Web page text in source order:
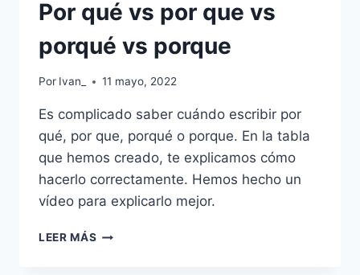
Por qué vs por que vs
porqué vs porque
Por Ivan_ 11 mayo, 2022
Es complicado saber cuándo escribir por
qué, por que, porqué o porque. En la tabla
que hemos creado, te explicamos cómo
hacerlo correctamente. Hemos hecho un
vídeo para explicarlo mejor.
LEER MÁS POR